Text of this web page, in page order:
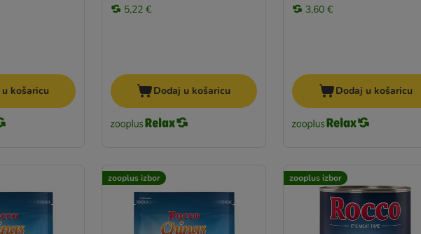
košaricu
5,22 €
Dodaj u košaricu
3,60 €
Dodaj u košaricu
zooplus izbor zooplus izbor